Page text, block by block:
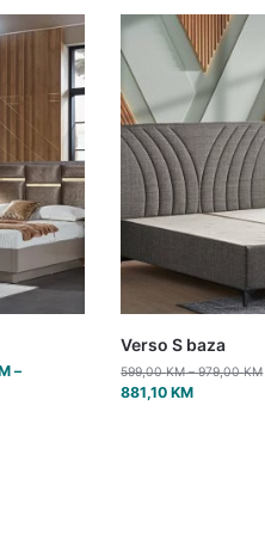
–
Verso S baza
599,00KM – 979,00KM
881,10KM